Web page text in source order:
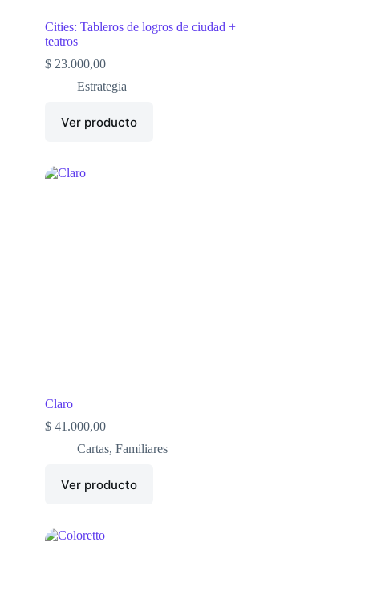
Cities: Tableros de logros de ciudad +
teatros
$23.000,00
Estrategia
Ver producto
Claro
$41.000,00
Cartas, Familiares
Ver producto